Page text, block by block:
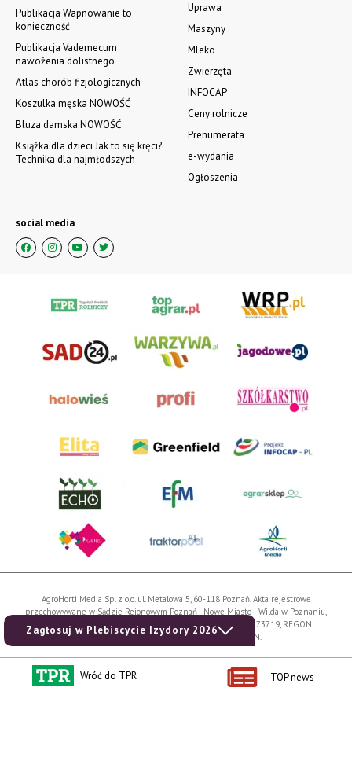
Zagłosuj w Plebiscycie Izydory 2026
Uprawa
Maszyny
Mleko
Zwierzęta
INFOCAP
Ceny rolnicze
Prenumerata
e-wydania
Ogłoszenia
Publikacja Wapnowanie to
konieczność
Publikacja Vademecum
nawożenia dolistnego
Atlas chorób fizjologicznych
Koszulka męska NOWOŚĆ
Bluza damska NOWOŚĆ
Książka dla dzieci Jak to się kręci?
Technika dla najmłodszych
social media
AgroHorti Media Sp. z o.o. ul. Metalowa 5, 60-118 Poznań. Akta rejestrowe
przechowywane w Sądzie Rejonowym Poznań - Nowe Miasto i Wilda w Poznaniu,
VIII Wydziale Gospodarczym, KRS 0001116269, NIP 7792573719, REGON
529158846, kapitał zakładowy: 3.608.000 PLN.
AgroHorti Media Sp. z o.o, są zastrzeżone i chronione prawem autorskim,
kopiowanie i dalsze rozpowszechnianie treści jest zabronione. (art. 25 ust. 1 pkt 1b
Wróć do TPR TOP news